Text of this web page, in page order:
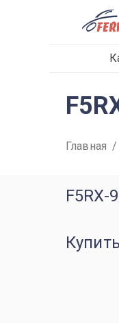
Главная /
F5RX-